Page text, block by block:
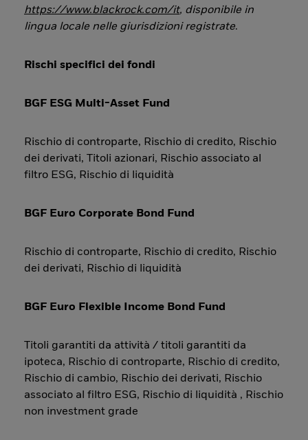
https://www.blackrock.com/it, disponibile in
lingua locale nelle giurisdizioni registrate.
Rischi specifici dei fondi
BGF ESG Multi-Asset Fund
Rischio di controparte, Rischio di credito, Rischio
dei derivati, Titoli azionari, Rischio associato al
filtro ESG, Rischio di liquidità
BGF Euro Corporate Bond Fund
Rischio di controparte, Rischio di credito, Rischio
dei derivati, Rischio di liquidità
BGF Euro Flexible Income Bond Fund
Titoli garantiti da attività / titoli garantiti da
ipoteca, Rischio di controparte, Rischio di credito,
Rischio di cambio, Rischio dei derivati, Rischio
associato al filtro ESG, Rischio di liquidità , Rischio
non investment grade